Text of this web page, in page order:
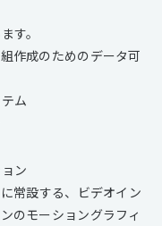
す。
作成のためのデータ可
ム
ン
常設する、ビデオイン
のモーショングラフィ